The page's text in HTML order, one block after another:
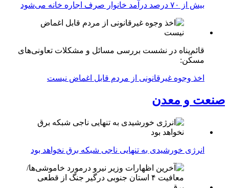
بیش از ۷۰ درصد درآمد خانوار صرف اجاره خانه می‌شود
قائم‌پناه در نشست بررسی مسائل و مشکلات تعاونی‌های
مسکن:
اخذ وجوه غیرقانونی از مردم قابل اغماض نیست
صنعت و معدن
انرژی خورشیدی به تنهایی ناجی شبکه برق نخواهد بود